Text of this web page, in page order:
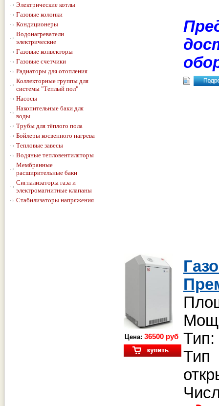
Электрические котлы
Газовые колонки
Кондиционеры
Водонагреватели
электрические
Газовые конвекторы
Газовые счетчики
Радиаторы для отопления
Коллекторные группы для
системы "Теплый пол"
Насосы
Накопительные баки для
воды
Трубы для тёплого пола
Бойлеры косвенного нагрева
Тепловые завесы
Водяные тепловентиляторы
Мембранные
расширительные баки
Сигнализаторы газа и
электромагнитные клапаны
Стабилизаторы напряжения
Цена: 36500 руб
Тип: